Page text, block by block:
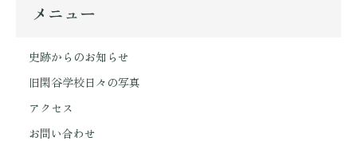
メニュー
史跡からのお知らせ
旧閑谷学校日々の写真
アクセス
お問い合わせ